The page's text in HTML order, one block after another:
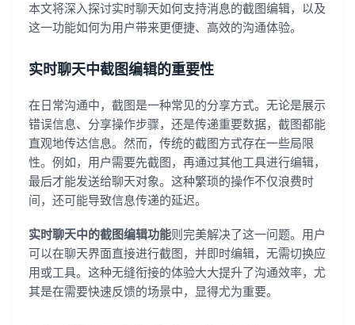
本文将深入探讨实时聊天如何支持消息的截图编辑，以及
这一功能如何为用户带来更便捷、高效的沟通体验。
实时聊天中截图编辑的重要性
在日常沟通中，截图是一种常见的分享方式。无论是展示
错误信息、分享操作步骤，还是传递重要数据，截图都能
直观地传达信息。然而，传统的截图方式存在一些局限
性。例如，用户需要先截图，再通过其他工具进行编辑，
最后才能发送给聊天对象。这种繁琐的操作不仅浪费时
间，还可能导致信息传递的延迟。
实时聊天中的截图编辑功能则完美解决了这一问题。用户
可以在聊天界面直接进行截图，并即时编辑，无需切换应
用或工具。这种无缝衔接的体验大大提升了沟通效率，尤
其是在需要快速反馈的场景中，显得尤为重要。